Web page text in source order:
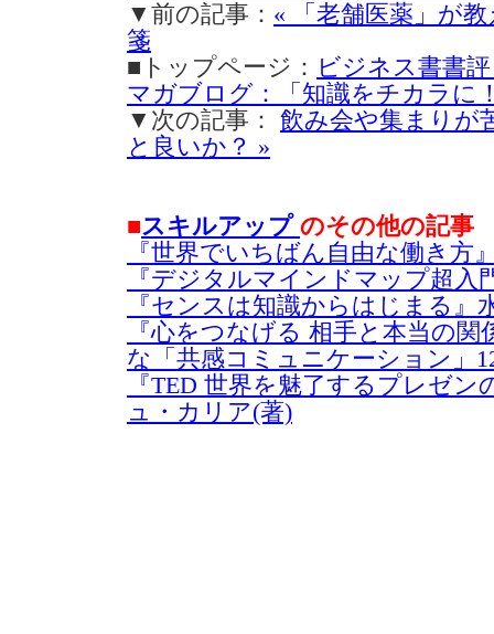
▼前の記事： « 「老舗医薬」が
箋
■トップページ： ビジネス書書
マガブログ：「知識をチカラに
▼次の記事： 飲み会や集まりが
と良いか？ »
■スキルアップ のその他の記事
『世界でいちばん自由な働き方
『デジタルマインドマップ超入
『センスは知識からはじまる』
『心をつなげる 相手と本当の
な「共感コミュニケーション」
『TED 世界を魅了するプレゼン
ュ・カリア(著)